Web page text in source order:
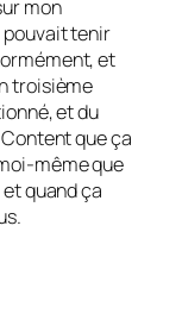
mon
pouvait tenir
et
troisième
et du
Content que ça
même que
quand ça